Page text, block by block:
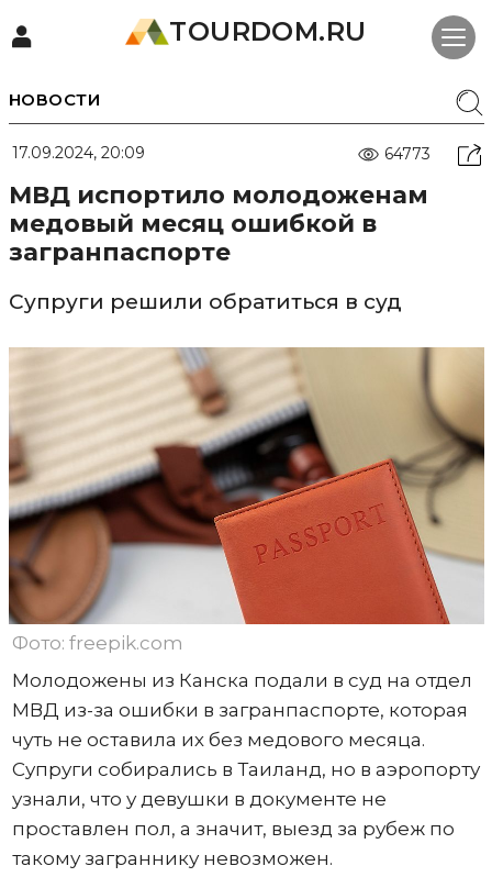
TOURDOM.RU
НОВОСТИ
17.09.2024, 20:09 64773
МВД испортило молодоженам
медовый месяц ошибкой в
загранпаспорте
Супруги решили обратиться в суд
Фото: freepik.com
Молодожены из Канска подали в суд на отдел
МВД из-за ошибки в загранпаспорте, которая
чуть не оставила их без медового месяца.
Супруги собирались в Таиланд, но в аэропорту
узнали, что у девушки в документе не
проставлен пол, а значит, выезд за рубеж по
такому заграннику невозможен.